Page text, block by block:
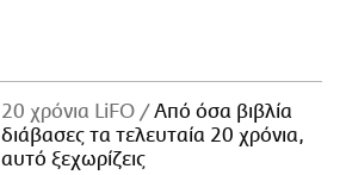
20 χρόνια LiFO
Από όσα βιβλία
διάβασες τα τελευταία 20 χρόνια,
αυτό ξεχωρίζεις